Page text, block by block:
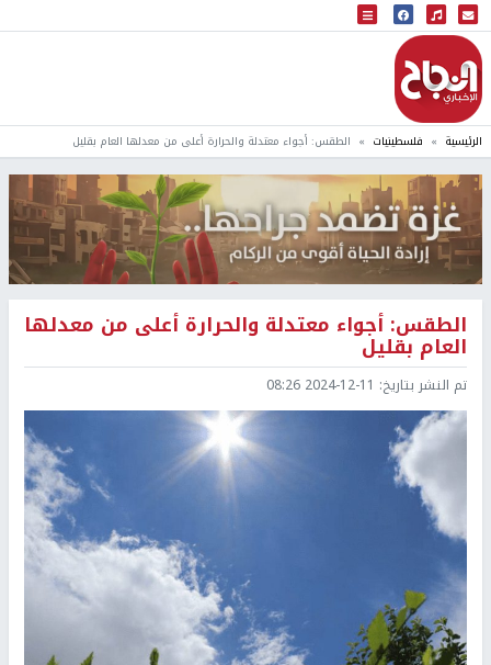
البث المباشر
إذاعة النجاح
الرئيسية فلسطينيات الطقس: أجواء معتدلة والحرارة أعلى من معدلها العام بقليل
الطقس: أجواء معتدلة والحرارة أعلى من معدلها
العام بقليل
تم النشر بتاريخ: 2024-12-11 08:26